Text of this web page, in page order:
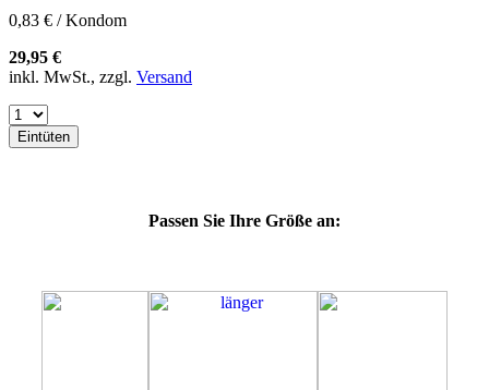
60K
60L
64E
64F
64L
64M
0,83 € / Kondom
29,95 €
inkl. MwSt., zzgl. Versand
Eintüten
Passen Sie Ihre Größe an: